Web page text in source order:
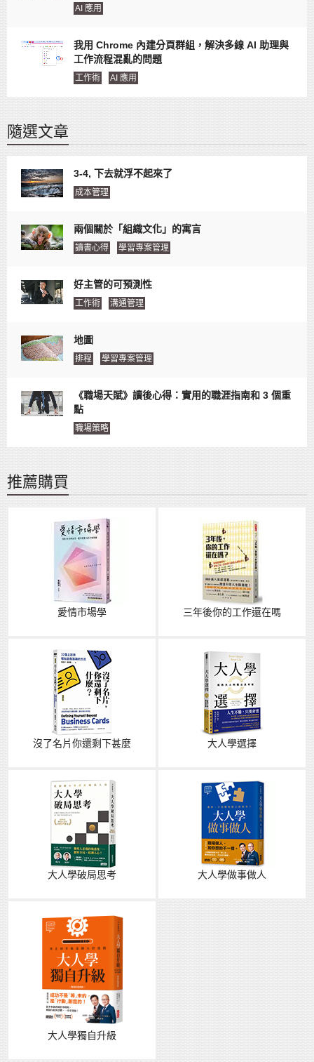
AI 應用
我用 Chrome 內建分頁群組，解決多線 AI 助理與
工作流程混亂的問題
工作術 AI 應用
隨選文章
3-4, 下去就浮不起來了
成本管理
兩個關於「組織文化」的寓言
讀書心得 學習專案管理
好主管的可預測性
工作術 溝通管理
地圖
排程 學習專案管理
《職場天賦》讀後心得：實用的職涯指南和 3 個重
點
職場策略
推薦購買
愛情市場學 三年後你的工作還在嗎
沒了名片你還剩下甚麼 大人學選擇
大人學破局思考 大人學做事做人
大人學獨自升級